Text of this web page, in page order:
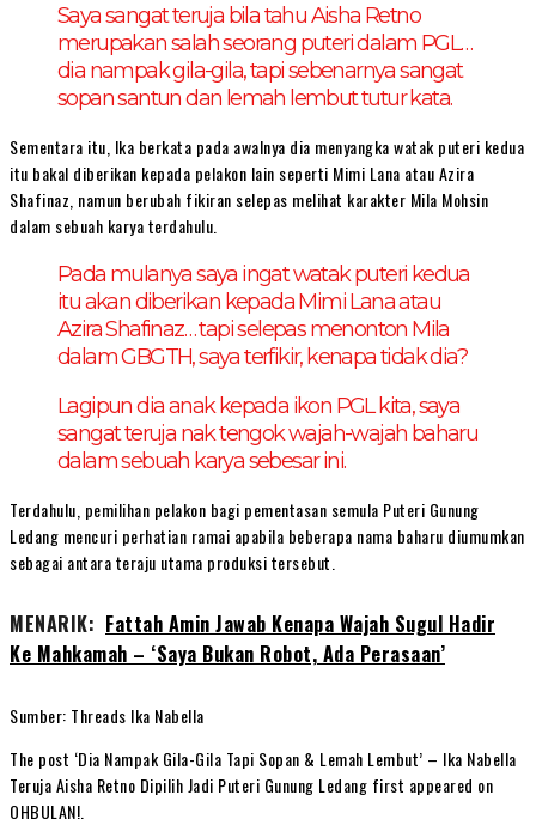
Saya sangat teruja bila tahu Aisha Retno
merupakan salah seorang puteri dalam PGL…
dia nampak gila-gila, tapi sebenarnya sangat
sopan santun dan lemah lembut tutur kata.
Sementara itu, Ika berkata pada awalnya dia menyangka watak puteri kedua
itu bakal diberikan kepada pelakon lain seperti Mimi Lana atau Azira
Shafinaz, namun berubah fikiran selepas melihat karakter Mila Mohsin
dalam sebuah karya terdahulu.
Pada mulanya saya ingat watak puteri kedua
itu akan diberikan kepada Mimi Lana atau
Azira Shafinaz… tapi selepas menonton Mila
dalam GBGTH, saya terfikir, kenapa tidak dia?
Lagipun dia anak kepada ikon PGL kita, saya
sangat teruja nak tengok wajah-wajah baharu
dalam sebuah karya sebesar ini.
Terdahulu, pemilihan pelakon bagi pementasan semula Puteri Gunung
Ledang mencuri perhatian ramai apabila beberapa nama baharu diumumkan
sebagai antara teraju utama produksi tersebut.
MENARIK: Fattah Amin Jawab Kenapa Wajah Sugul Hadir
Ke Mahkamah – ‘Saya Bukan Robot, Ada Perasaan’
Sumber: Threads Ika Nabella
The post ‘Dia Nampak Gila-Gila Tapi Sopan & Lemah Lembut’ – Ika Nabella
Teruja Aisha Retno Dipilih Jadi Puteri Gunung Ledang first appeared on
OHBULAN!.